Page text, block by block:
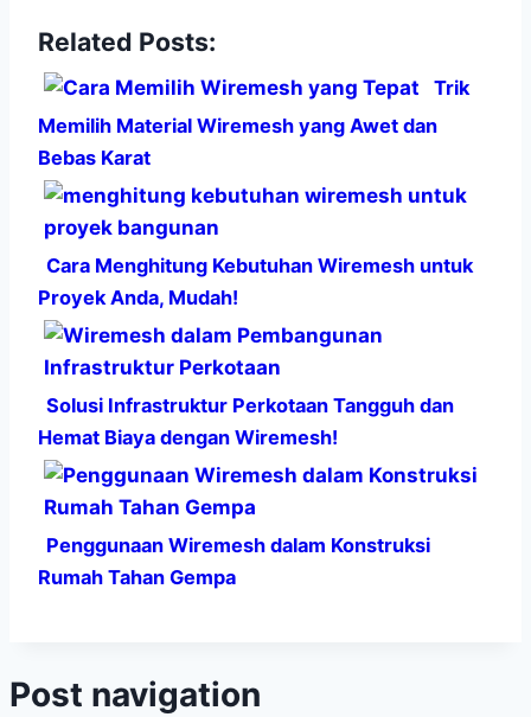
Related Posts:
Trik
Memilih Material Wiremesh yang Awet dan
Bebas Karat
Cara Menghitung Kebutuhan Wiremesh untuk
Proyek Anda, Mudah!
Solusi Infrastruktur Perkotaan Tangguh dan
Hemat Biaya dengan Wiremesh!
Penggunaan Wiremesh dalam Konstruksi
Rumah Tahan Gempa
Post navigation